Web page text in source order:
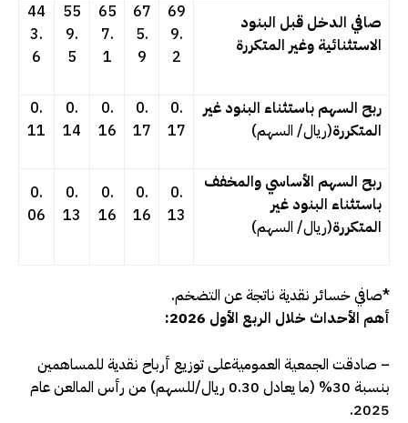
صافي الدخل قبل البنود
الاستثنائية وغير المتكررة
69
9.
2
67
5.
9
65
7.
1
55
9.
5
44
3.
6
ربح السهم باستثناء البنود غير
المتكررة(ريال/ السهم)
0.
17
0.
17
0.
16
0.
14
0.
11
ربح السهم الأساسي والمخفف
باستثناء البنود غير
المتكررة(ريال/ السهم)
0.
13
0.
16
0.
16
0.
13
0.
06
*صافي خسائر نقدية ناتجة عن التضخم.
أهم الأحداث خلال الربع الأول 2026:
– صادقت الجمعية العموميةعلى توزيع أرباح نقدية للمساهمين
بنسبة 30% (ما يعادل 0.30 ريال/للسهم) من رأس المالعن عام
2025.